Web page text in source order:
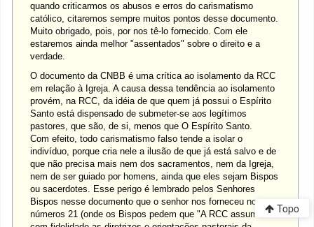
quando criticarmos os abusos e erros do carismatismo
católico, citaremos sempre muitos pontos desse documento.
Muito obrigado, pois, por nos tê-lo fornecido. Com ele
estaremos ainda melhor "assentados" sobre o direito e a
verdade.
O documento da CNBB é uma crítica ao isolamento da RCC
em relação à Igreja. A causa dessa tendência ao isolamento
provém, na RCC, da idéia de que quem já possui o Espírito
Santo está dispensado de submeter-se aos legítimos
pastores, que são, de si, menos que O Espírito Santo.
Com efeito, todo carismatismo falso tende a isolar o
indivíduo, porque cria nele a ilusão de que já está salvo e de
que não precisa mais nem dos sacramentos, nem da Igreja,
nem de ser guiado por homens, ainda que eles sejam Bispos
ou sacerdotes. Esse perigo é lembrado pelos Senhores
Bispos nesse documento que o senhor nos forneceu nos
números 21 (onde os Bispos pedem que "A RCC assuma
Topo